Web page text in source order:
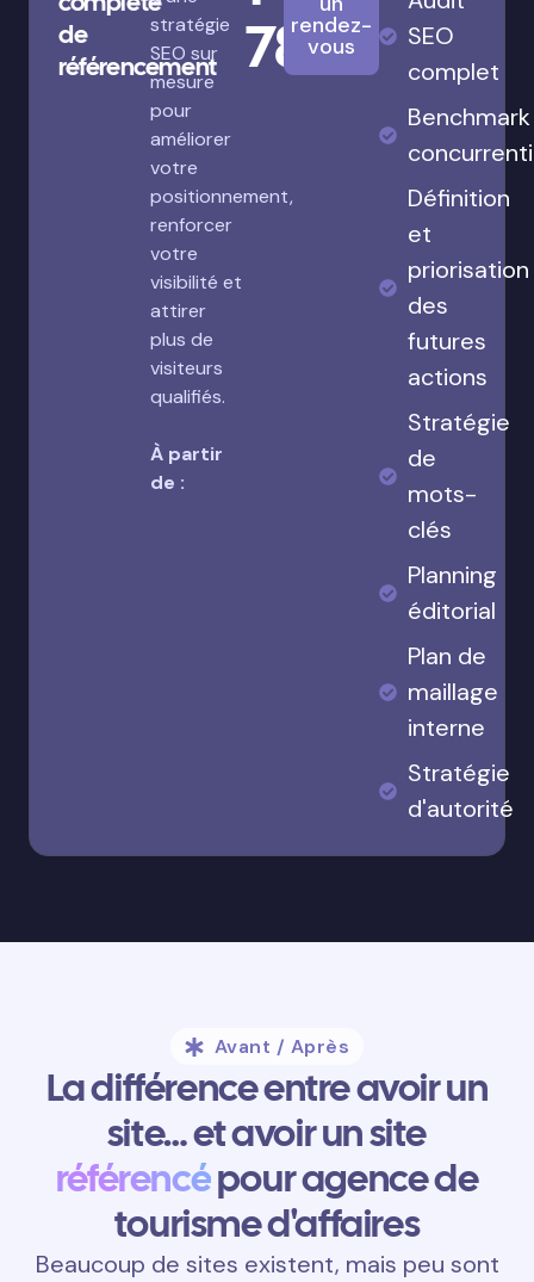
de
référencement
stratégie
SEO sur
mesure
pour
améliorer
votre
positionnement,
renforcer
votre
visibilité et
attirer
plus de
visiteurs
qualifiés.
À partir
de :
780€
rendez-
vous
SEO
complet
Benchmark
Définition
et
priorisation
des
futures
actions
Stratégie
de
mots-
clés
Planning
éditorial
Plan de
maillage
interne
Stratégie
d'autorité
Avant / Après
La différence entre avoir un
site… et avoir un site
référencépour agence de
tourisme d'affaires
Beaucoup de sites existent, mais peu sont